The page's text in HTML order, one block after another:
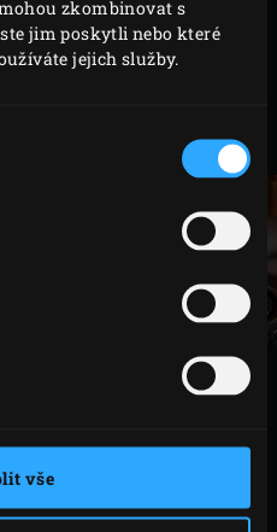
zkombinovat s
jim poskytli nebo které
jejich služby.
vše
egg, weigh 40g and add to
into a piping bag.
Green Egg, vložte
rošta rozpalte na teplotu